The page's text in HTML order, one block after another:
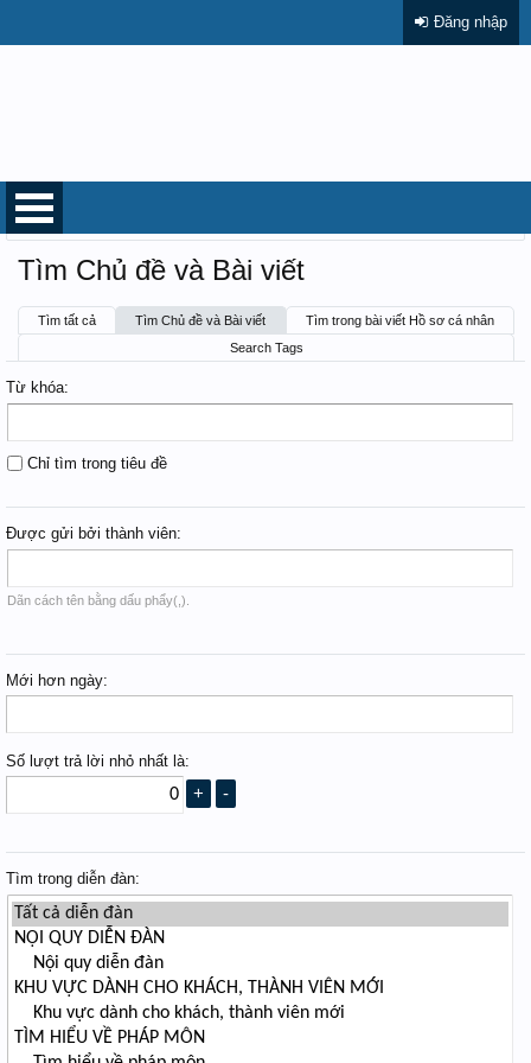
Đăng nhập
Trang chủ
Tìm Chủ đề và Bài viết
Tìm tất cả Tìm Chủ đề và Bài viết
Tìm trong bài viết Hồ sơ cá nhân
Search Tags
Từ khóa:
Chỉ tìm trong tiêu đề
Được gửi bởi thành viên:
Dãn cách tên bằng dấu phẩy(,).
Mới hơn ngày:
Số lượt trả lời nhỏ nhất là:
Tìm trong diễn đàn: